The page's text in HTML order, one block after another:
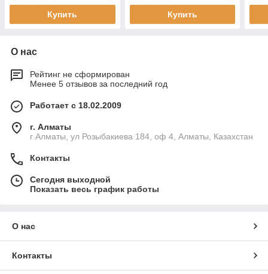
Купить Купить
О нас
Рейтинг не сформирован
Менее 5 отзывов за последний год
Работает с 18.02.2009
г. Алматы
г Алматы, ул Розыбакиева 184, оф 4, Алматы, Казахстан
Контакты
Сегодня выходной
Показать весь график работы
О нас
Контакты